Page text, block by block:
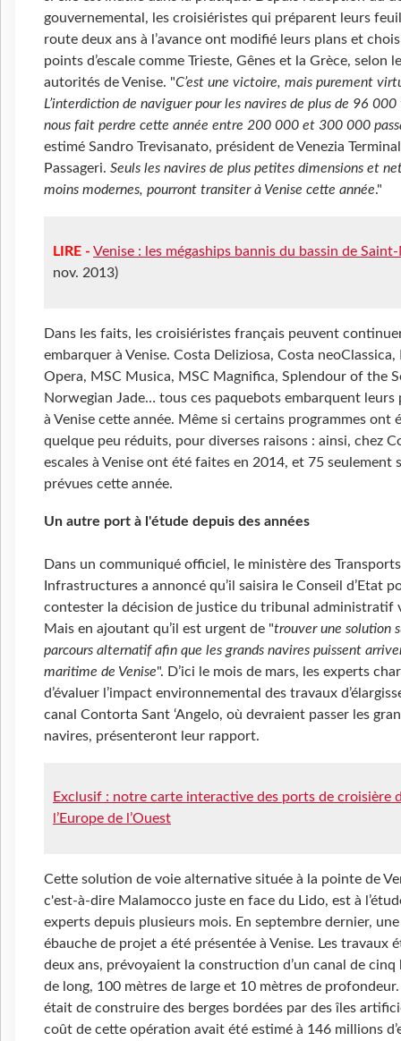
gouvernemental, les croisiéristes qui préparent leurs
route deux ans à l’avance ont modifié leurs plans et
points d’escale comme Trieste, Gênes et la Grèce, selon
autorités de Venise. "C’est une victoire, mais purement
L’interdiction de naviguer pour les navires de plus de 96 000
nous fait perdre cette année entre 200 000 et 300 000
estimé Sandro Trevisanato, président de Venezia Terminal
Passageri. Seuls les navires de plus petites dimensions et
moins modernes, pourront transiter à Venise cette année."
LIRE - Venise : les mégaships bannis du bassin de
nov. 2013)
Dans les faits, les croisiéristes français peuvent
embarquer à Venise. Costa Deliziosa, Costa neoClassica,
Opera, MSC Musica, MSC Magnifica, Splendour of the
Norwegian Jade… tous ces paquebots embarquent leurs
à Venise cette année. Même si certains programmes ont
quelque peu réduits, pour diverses raisons : ainsi, chez
escales à Venise ont été faites en 2014, et 75 seulement
prévues cette année.
Un autre port à l'étude depuis des années
Dans un communiqué officiel, le ministère des
Infrastructures a annoncé qu’il saisira le Conseil d’Etat
contester la décision de justice du tribunal administratif
Mais en ajoutant qu’il est urgent de "trouver une solution
parcours alternatif afin que les grands navires puissent
maritime de Venise". D’ici le mois de mars, les experts
d’évaluer l’impact environnemental des travaux
canal Contorta Sant ‘Angelo, où devraient passer les
navires, présenteront leur rapport.
Exclusif : notre carte interactive des ports de croisière
l’Europe de l’Ouest
Cette solution de voie alternative située à la pointe de
c'est-à-dire Malamocco juste en face du Lido, est à
experts depuis plusieurs mois. En septembre dernier,
ébauche de projet a été présentée à Venise. Les travaux
deux ans, prévoyaient la construction d’un canal de cinq
de long, 100 mètres de large et 10 mètres de profondeur.
était de construire des berges bordées par des îles
coût de cette opération avait été estimé à 146 millions